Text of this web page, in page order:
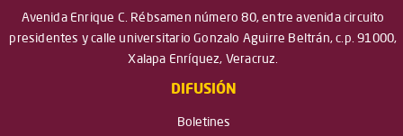
Avenida Enrique C. Rébsamen número 80, entre avenida circuito
presidentes y calle universitario Gonzalo Aguirre Beltrán, c.p. 91000,
Xalapa Enríquez, Veracruz.
DIFUSIÓN
Boletines